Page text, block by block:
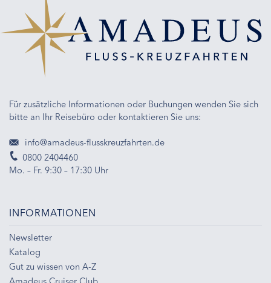
Für zusätzliche Informationen oder Buchungen wenden Sie sich
bitte an Ihr Reisebüro oder kontaktieren Sie uns:
info@amadeus-flusskreuzfahrten.de
0800 2404460
Mo. – Fr. 9:30 – 17:30 Uhr
INFORMATIONEN
Newsletter
Katalog
Gut zu wissen von A-Z